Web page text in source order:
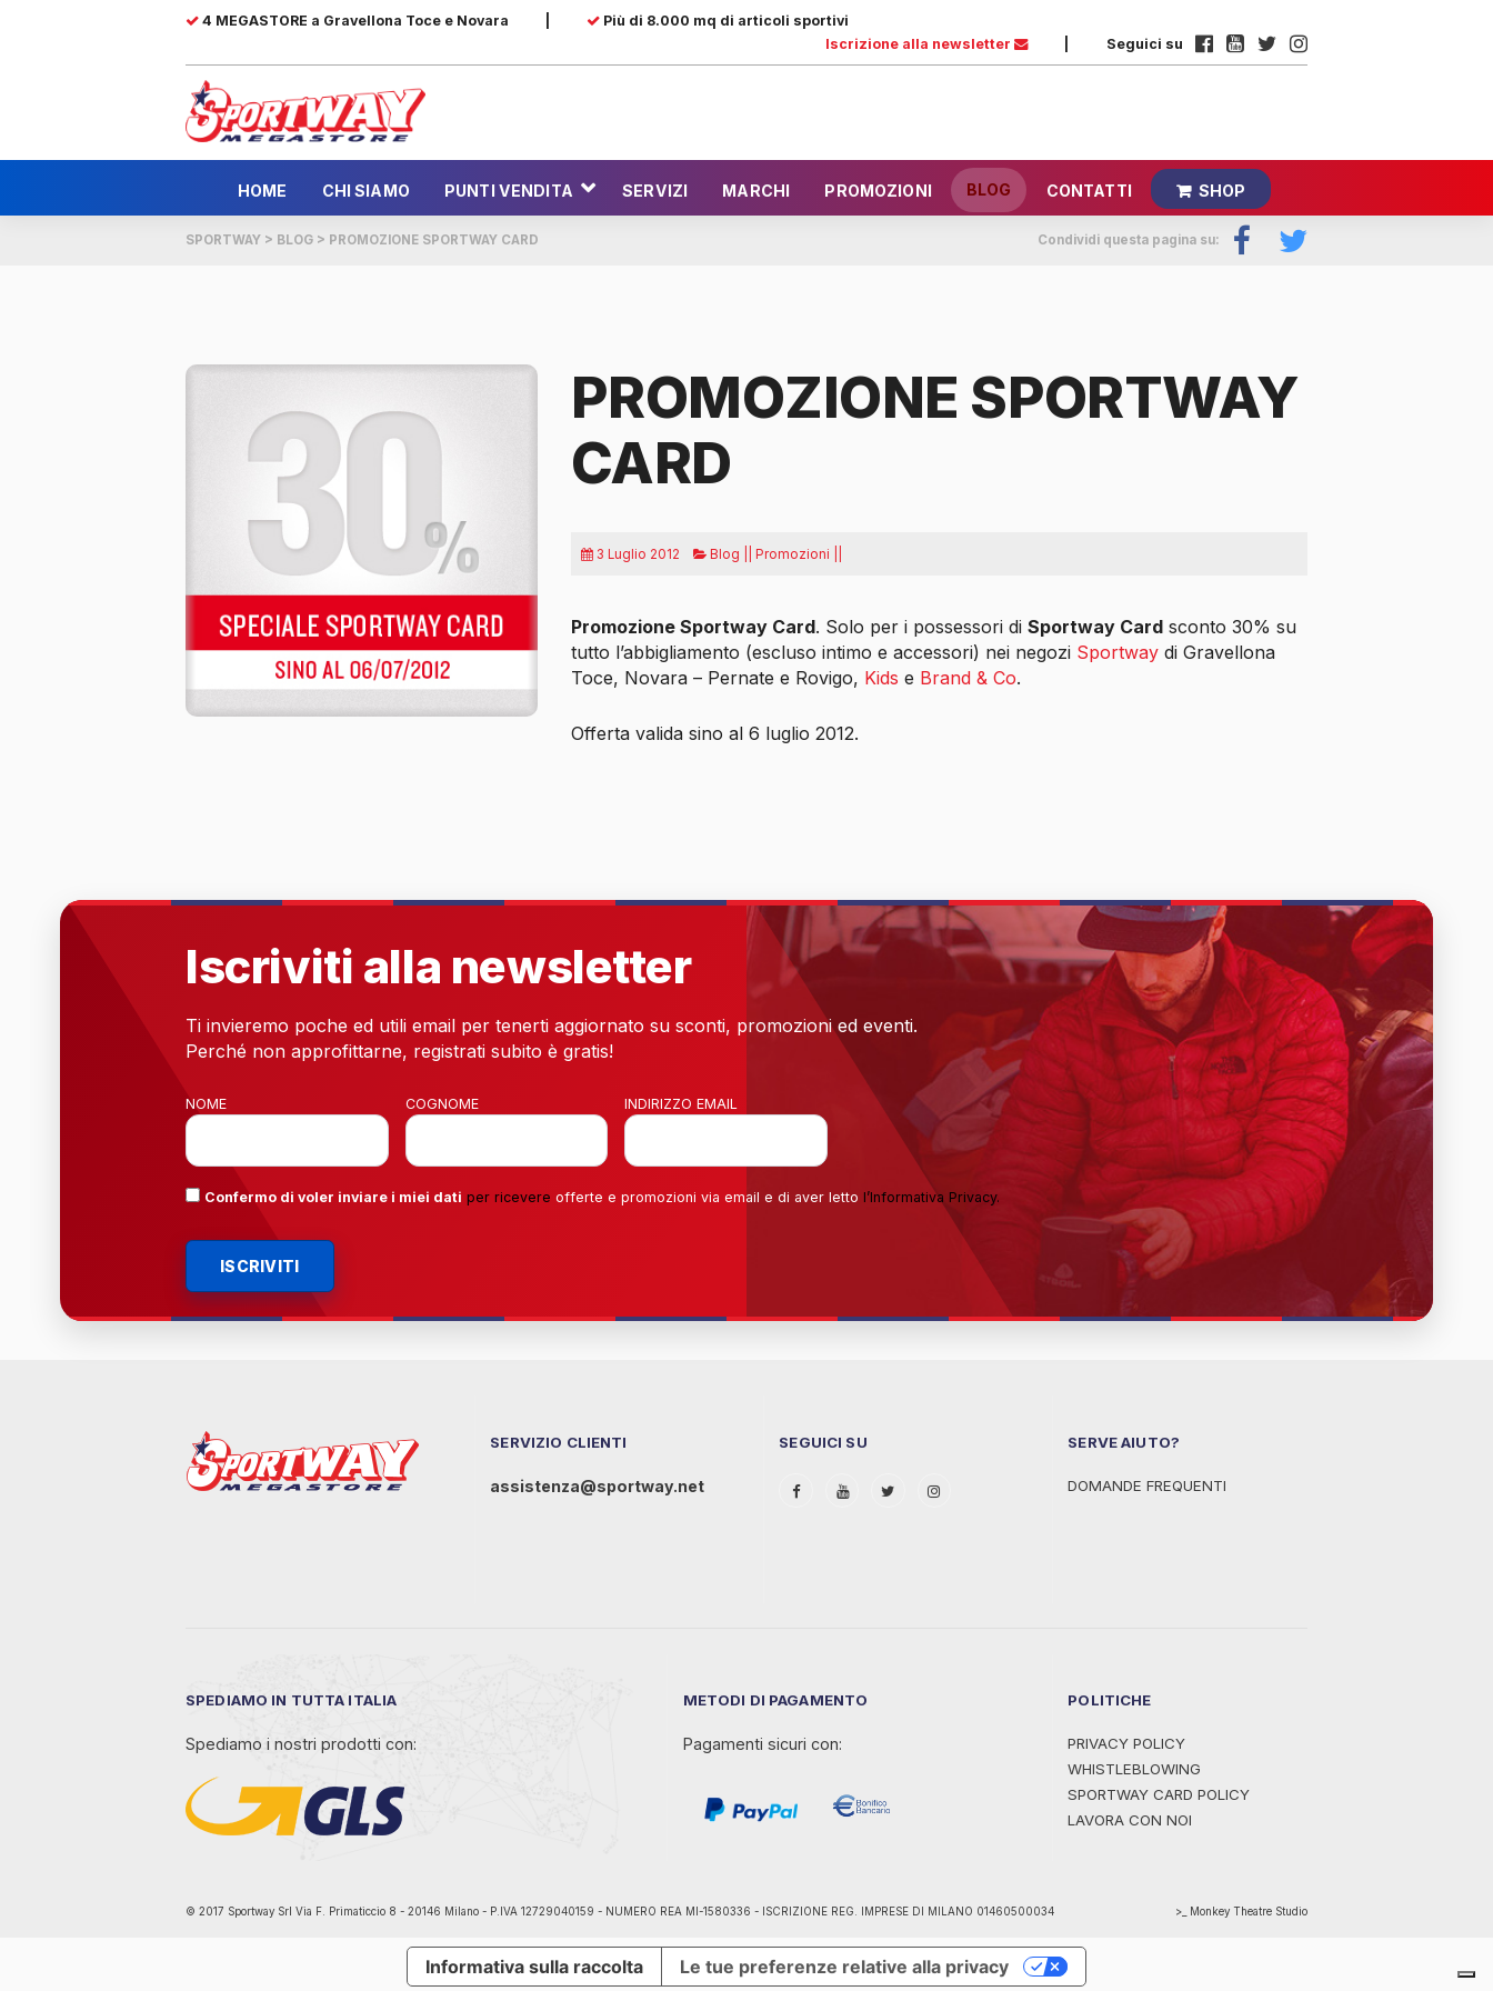
4 MEGASTORE a Gravellona Toce e Novara
Più di 8.000 mq di articoli sportivi
Iscrizione alla newsletter
Seguici su
HOME CHI SIAMO PUNTI VENDITA SERVIZI MARCHI PROMOZIONI BLOG CONTATTI SHOP
SPORTWAY > BLOG > PROMOZIONE SPORTWAY CARD Condividi questa pagina su:
PROMOZIONE SPORTWAY
CARD
3 Luglio 2012 Blog || Promozioni ||
Promozione Sportway Card. Solo per i possessori di Sportway Cardsconto 30% su
tutto l’abbigliamento (escluso intimo e accessori) nei negozi Sportway di Gravellona
Toce, Novara – Pernate e Rovigo, Kids e Brand & Co.
Offerta valida sino al 6 luglio 2012.
Iscriviti alla newsletter
Ti invieremo poche ed utili email per tenerti aggiornato su sconti, promozioni ed eventi.
Perché non approfittarne, registrati subito è gratis!
NOME COGNOME INDIRIZZO EMAIL
Confermo di voler inviare i miei dati per ricevere offerte e promozioni via email e di aver letto l’Informativa Privacy.
ISCRIVITI
SERVIZIO CLIENTI
assistenza@sportway.net
SEGUICI SU SERVE AIUTO?
DOMANDE FREQUENTI
SPEDIAMO IN TUTTA ITALIA
Spediamo i nostri prodotti con:
METODI DI PAGAMENTO
Pagamenti sicuri con:
POLITICHE
PRIVACY POLICY
WHISTLEBLOWING
SPORTWAY CARD POLICY
LAVORA CON NOI
© 2017 Sportway Srl Via F. Primaticcio 8 - 20146 Milano - P.IVA 12729040159 - NUMERO REA MI-1580336 - ISCRIZIONE REG. IMPRESE DI MILANO 01460500034 >_ Monkey Theatre Studio
Informativa sulla raccolta Le tue preferenze relative alla privacy